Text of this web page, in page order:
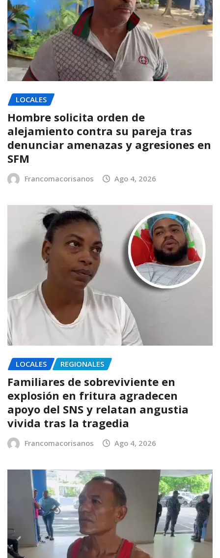
LOCALES
Hombre solicita orden de
alejamiento contra su pareja tras
denunciar amenazas y agresiones en
SFM
Francomacorisanos Ago 4, 2026
LOCALES REGIONALES
Familiares de sobreviviente en
explosión en fritura agradecen
apoyo del SNS y relatan angustia
vivida tras la tragedia
Francomacorisanos Ago 4, 2026